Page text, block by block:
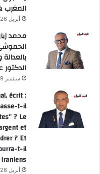
المغرب
أبريل 26, 2026
محمد
سبتمبر 19, 2025
écrit :
t-il
? Le
et
? Et
t-il
?
أبريل 26, 2026